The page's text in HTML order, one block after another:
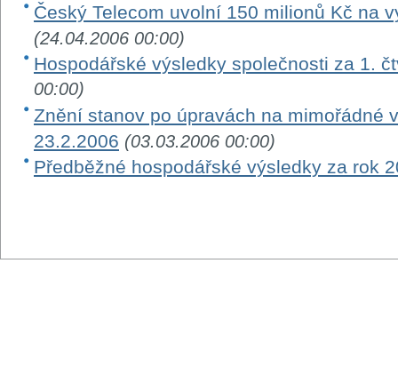
Český Telecom uvolní 150 milionů Kč na
(24.04.2006 00:00)
Hospodářské výsledky společnosti za 1.
00:00)
Znění stanov po úpravách na mimořádné
23.2.2006 (03.03.2006 00:00)
Předběžné hospodářské výsledky za rok